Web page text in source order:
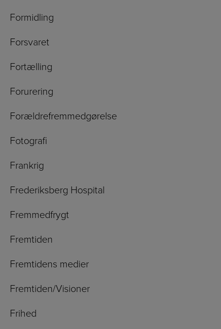
Formidling
Forsvaret
Fortælling
Forurering
Forældrefremmedgørelse
Fotografi
Frankrig
Frederiksberg Hospital
Fremmedfrygt
Fremtiden
Fremtidens medier
Fremtiden/Visioner
Frihed